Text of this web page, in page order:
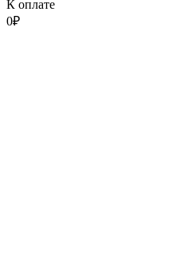
К оплате
0₽